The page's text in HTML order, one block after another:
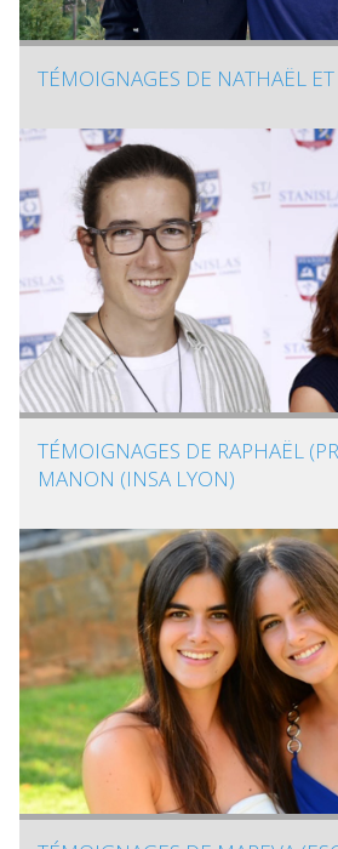
TÉMOIGNAGES DE NATHAËL
TÉMOIGNAGES DE RAPHAËL
MANON (INSA LYON)